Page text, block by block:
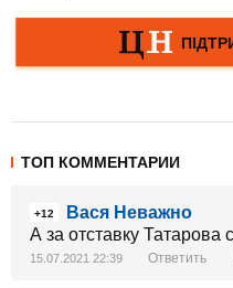
ТОП КОММЕНТАРИИ
+12
Вася Неважно
А за отставку Татарова
15.07.2021 22:39 Ответить